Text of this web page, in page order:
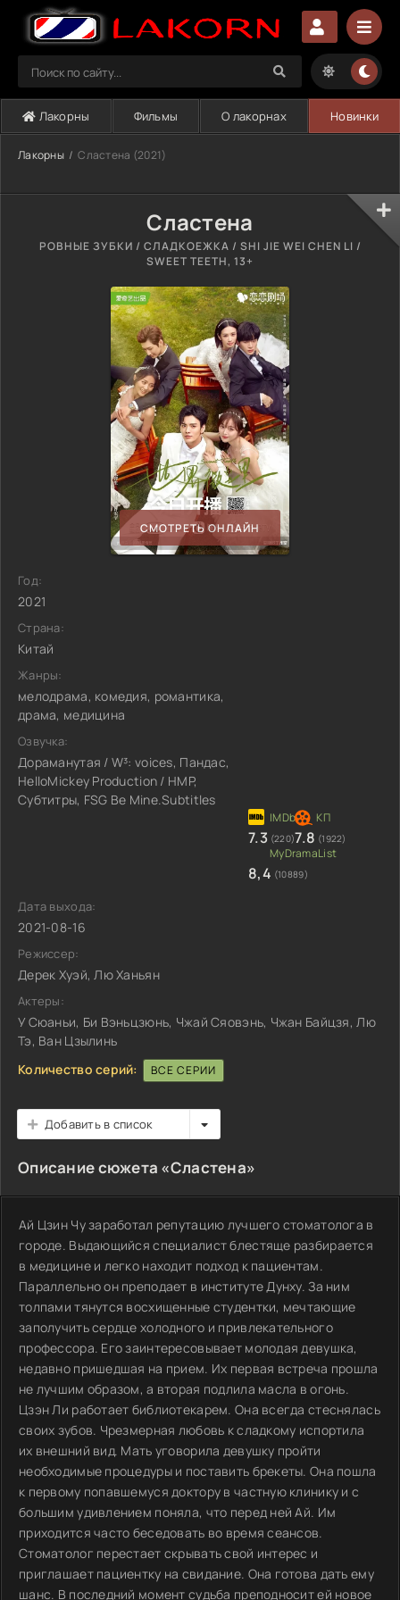
Лакорны Фильмы О лакорнах Новинки
Лакорны Сластена (2021)
Сластена
РОВНЫЕ ЗУБКИ / СЛАДКОЕЖКА / SHI JIE WEI CHEN LI /
SWEET TEETH, 13+
СМОТРЕТЬ ОНЛАЙН
Год:
2021
Страна:
Китай
Жанры:
мелодрама, комедия, романтика,
драма, медицина
Озвучка:
Дораманутая / W³: voices, Пандас,
HelloMickey Production / HMP,
Субтитры, FSG Be Mine.Subtitles
7.3 (220)7.8 (1922)
8,4 (10889)
Дата выхода:
2021-08-16
Режиссер:
Дерек Хуэй, Лю Ханьян
Актеры:
У Сюаньи, Би Вэньцзюнь, Чжай Сяовэнь, Чжан Байцзя, Лю
Тэ, Ван Цзылинь
Количество серий:
ВСЕ СЕРИИ
Добавить в список
Описание сюжета «Сластена»
Ай Цзин Чу заработал репутацию лучшего стоматолога в
городе. Выдающийся специалист блестяще разбирается
в медицине и легко находит подход к пациентам.
Параллельно он преподает в институте Дунху. За ним
толпами тянутся восхищенные студентки, мечтающие
заполучить сердце холодного и привлекательного
профессора. Его заинтересовывает молодая девушка,
недавно пришедшая на прием. Их первая встреча прошла
не лучшим образом, а вторая подлила масла в огонь.
Цзэн Ли работает библиотекарем. Она всегда стеснялась
своих зубов. Чрезмерная любовь к сладкому испортила
их внешний вид. Мать уговорила девушку пройти
необходимые процедуры и поставить брекеты. Она пошла
к первому попавшемуся доктору в частную клинику и с
большим удивлением поняла, что перед ней Ай. Им
приходится часто беседовать во время сеансов.
Стоматолог перестает скрывать свой интерес и
приглашает пациентку на свидание. Она готова дать ему
шанс. В последний момент судьба преподносит ей новое